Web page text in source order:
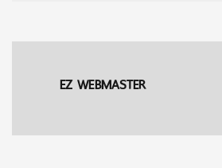
EZ WEBMASTER